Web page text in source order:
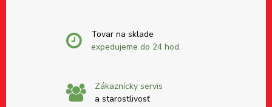
Tovar na sklade
expedujeme do 24 hod.
Zákaznícky servis
a starostlivosť